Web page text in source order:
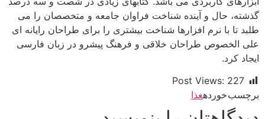
گذشته، حال و آینده شناخت فراوان جامعه و متخصصان را می
طلبد تا با نرم افزارها شناخت بیشتری را برای طراحان رایانه ای
علی الخصوص طراحان خلاقی و فرهنگ پیشرو در زبان فارسی
ایجاد کرد.
Post Views: 227
برچسب خوردهغذا